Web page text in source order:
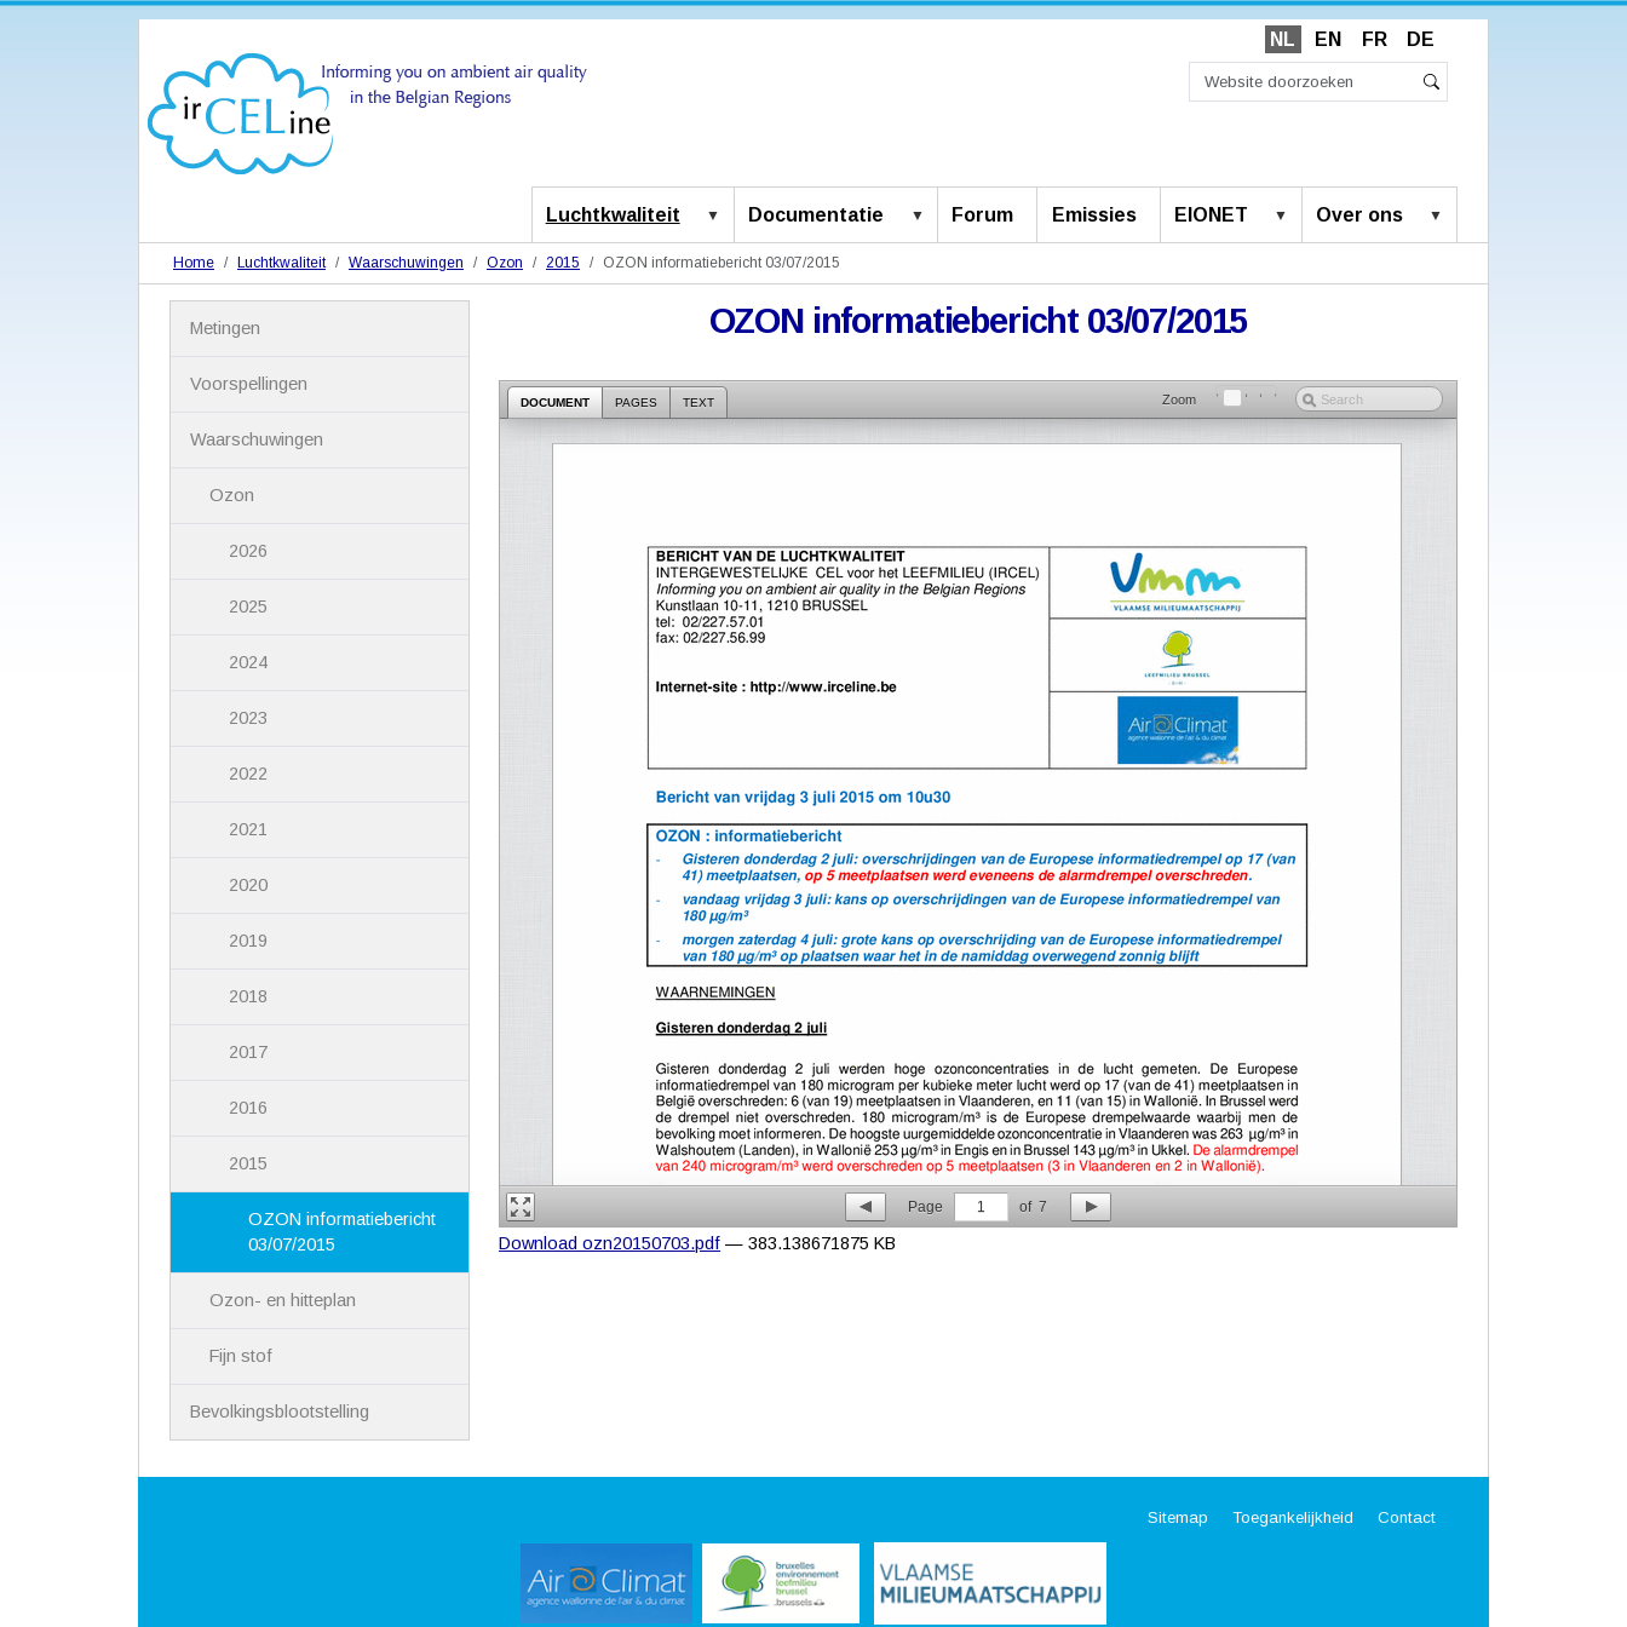
NL EN FR DE
Luchtkwaliteit Documentatie Forum Emissies EIONET Over ons
Home Luchtkwaliteit Waarschuwingen Ozon 2015 OZON informatiebericht 03/07/2015
OZON informatiebericht 03/07/2015
DOCUMENT PAGES TEXT Zoom
Page 1 of7
Download ozn20150703.pdf — 383.138671875 KB
Metingen
Voorspellingen
Waarschuwingen
Ozon
2026
2025
2024
2023
2022
2021
2020
2019
2018
2017
2016
2015
OZON informatiebericht
03/07/2015
Ozon- en hitteplan
Fijn stof
Bevolkingsblootstelling
Sitemap Toegankelijkheid Contact